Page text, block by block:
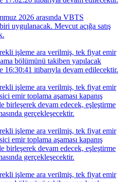
2026 arasında VBTS
uygulanacak. Mevcut açığa satış
işleme ara verilmiş, tek fiyat emir
bölümünü takiben yapılacak
16:30:41 itibarıyla devam edilecektir.
işleme ara verilmiş, tek fiyat emir
emir toplama aşaması kapanış
birleşerek devam edecek, eşleştirme
gerçekleşecektir.
işleme ara verilmiş, tek fiyat emir
emir toplama aşaması kapanış
birleşerek devam edecek, eşleştirme
gerçekleşecektir.
işleme ara verilmiş, tek fiyat emir